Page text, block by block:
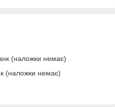
(наложки немає)
(наложки немає)